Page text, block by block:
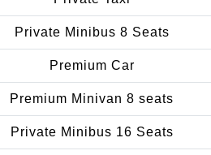
Private Minibus 8 Seats
Premium Car
Premium Minivan 8 seats
Private Minibus 16 Seats